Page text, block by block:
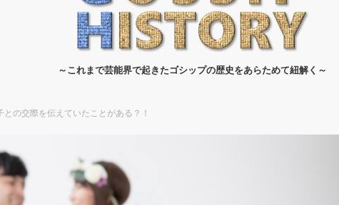
～これまで芸能界で起きたゴシップの歴史をあらためて紐解く～
の交際を伝えていたことがある？！